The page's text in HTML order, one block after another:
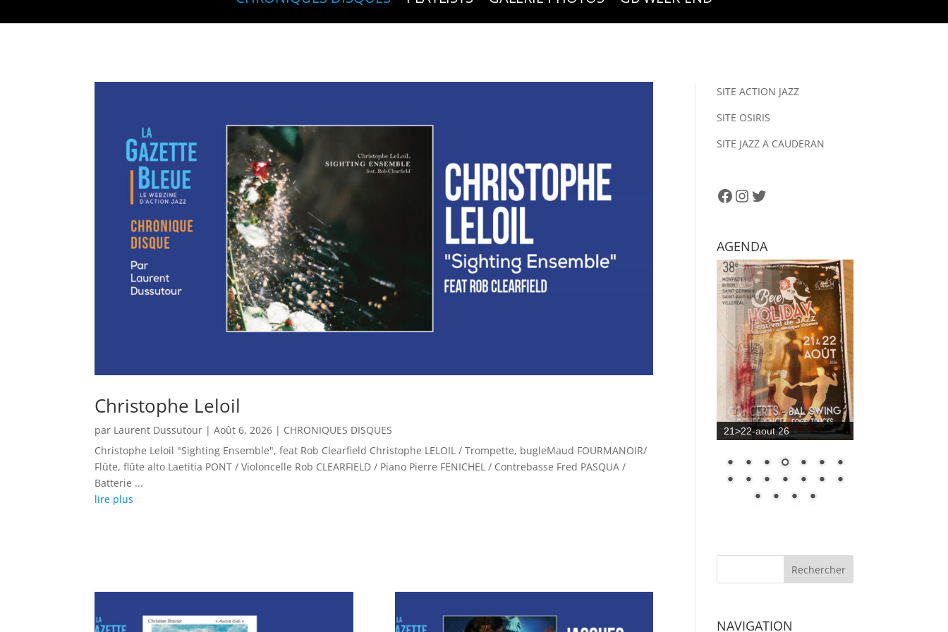
Christophe Leloil
par Laurent Dussutour |Août 6, 2026 | CHRONIQUES DISQUES
Christophe Leloil "Sighting Ensemble", feat Rob Clearfield Christophe LELOIL / Trompette, bugleMaud FOURMANOIR/
Flûte, flûte alto Laetitia PONT / Violoncelle Rob CLEARFIELD / Piano Pierre FENICHEL / Contrebasse Fred PASQUA /
Batterie ...
lire plus
SITE ACTION JAZZ
SITE OSIRIS
SITE JAZZ A CAUDERAN
Facebook
Instagram
Twitter
AGENDA
21>22-aout.26
NAVIGATION